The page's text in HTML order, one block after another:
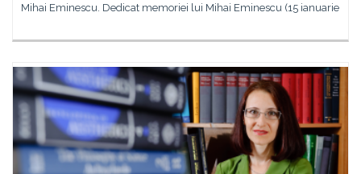
Mihai Eminescu. Dedicat memoriei lui Mihai Eminescu (15 ianuarie